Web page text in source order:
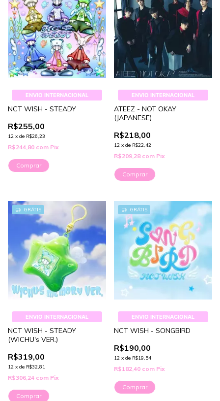
ENVIO INTERNACIONAL
NCT WISH - STEADY
R$255,00
12 x de R$26,23
R$244,80 com Pix
Comprar
ENVIO INTERNACIONAL
ATEEZ - NOT OKAY
(JAPANESE)
R$218,00
12 x de R$22,42
R$209,28 com Pix
Comprar
GRÁTIS
ENVIO INTERNACIONAL
NCT WISH - STEADY
(WICHU's VER.)
R$319,00
12 x de R$32,81
R$306,24 com Pix
Comprar
GRÁTIS
ENVIO INTERNACIONAL
NCT WISH - SONGBIRD
R$190,00
12 x de R$19,54
R$182,40 com Pix
Comprar